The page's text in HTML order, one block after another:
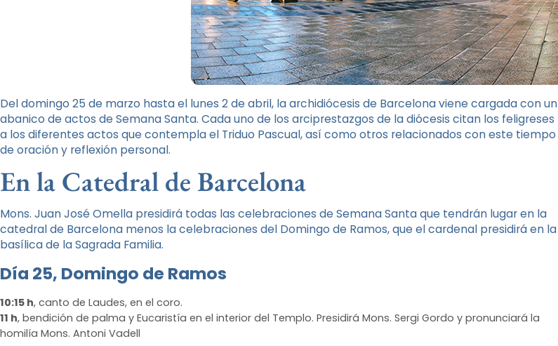
Del domingo 25 de marzo hasta el lunes 2 de abril, la archidiócesis de Barcelona viene cargada con un
abanico de actos de Semana Santa. Cada uno de los arciprestazgos de la diócesis citan los feligreses
a los diferentes actos que contempla el Triduo Pascual, así como otros relacionados con este tiempo
de oración y reflexión personal.
En la Catedral de Barcelona
Mons. Juan José Omella presidirá todas las celebraciones de Semana Santa que tendrán lugar en la
catedral de Barcelona menos la celebraciones del Domingo de Ramos, que el cardenal presidirá en la
basílica de la Sagrada Familia.
Día 25, Domingo de Ramos
10:15 h, canto de Laudes, en el coro.
11 h, bendición de palma y Eucaristía en el interior del Templo. Presidirá Mons. Sergi Gordo y pronunciará la
homilía Mons. Antoni Vadell